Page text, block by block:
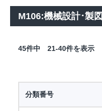
M106:機械設計･製図
45件中 21-40件を表示
分類番号